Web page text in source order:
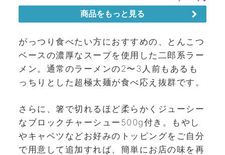
がっつり食べたい方におすすめの、とんこつ
ベースの濃厚なスープを使用した二郎系ラー
メン。通常のラーメンの2〜3人前もあるも
っちりとした超極太麺が食べ応え抜群です。
さらに、箸で切れるほど柔らかくジューシー
なブロックチャーシュー500g付き。もやし
やキャベツなどお好みのトッピングをご自分
で用意して追加すれば、簡単にお店の味を再